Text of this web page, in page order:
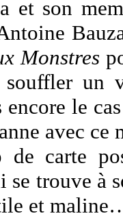
et son
Monstres
un
encore le
avec ce
de carte
se trouve à
et